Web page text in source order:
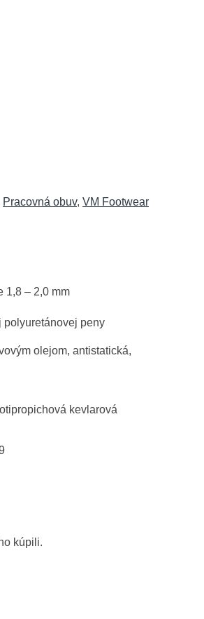
Pracovná obuv, VM Footwear
1,8 – 2,0 mm
polyuretánovej peny
olejom, antistatická,
kevlarová
kúpili.